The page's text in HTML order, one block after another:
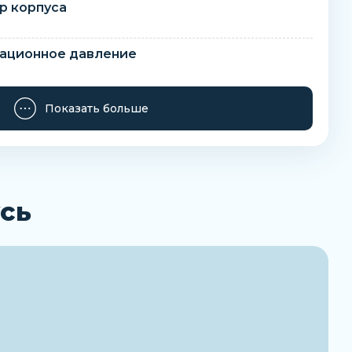
корпуса
давление
для
тепло- и водоснабжения, газовых сред и
Показать больше